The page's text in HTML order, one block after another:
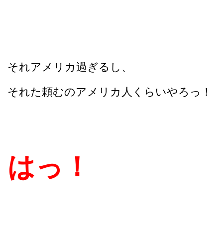
それアメリカ過ぎるし、
それた頼むのアメリカ人くらいやろっ！
はっ！